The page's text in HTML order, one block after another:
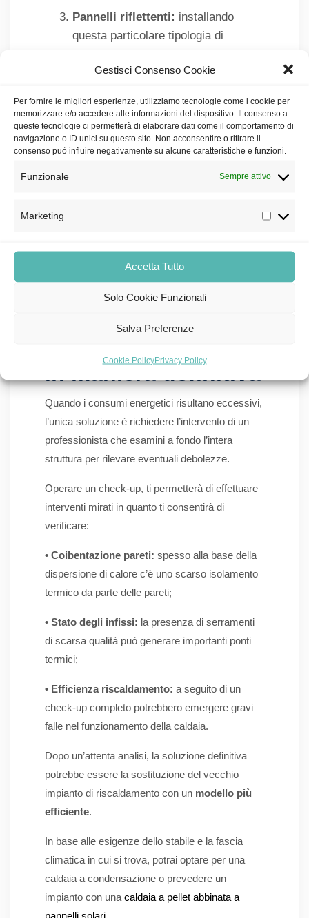
Gestisci Consenso Cookie
Per fornire le migliori esperienze, utilizziamo tecnologie come i cookie per
memorizzare e/o accedere alle informazioni del dispositivo. Il consenso a
queste tecnologie ci permetterà di elaborare dati come il comportamento di
navigazione o ID unici su questo sito. Non acconsentire o ritirare il
consenso può influire negativamente su alcune caratteristiche e funzioni.
Funzionale Sempre attivo
Marketing
Accetta Tutto
Solo Cookie Funzionali
Salva Preferenze
Cookie PolicyPrivacy Policy
Pannelli riflettenti: installando
questa particolare tipologia di
copertura tra i radiatori e la parete, si
riesce a limitare le dispersioni di
del 10% l’efficacia dei termosifoni.
Sei alla ricerca di una soluzione definitiva per la
riduzione dei consumi nel tuo condominio?
Contatta
e scopri i nostri servizi di
Tutte queste soluzioni offrono un notevole aiuto
intervenire in maniera più radicale, soprattutto nel
caso di stabili datati.
in maniera definitiva
Quando i consumi energetici risultano eccessivi,
l’unica soluzione è richiedere l’intervento di un
professionista che esamini a fondo l’intera
struttura per rilevare eventuali debolezze.
Operare un check-up, ti permetterà di effettuare
interventi mirati in quanto ti consentirà di
verificare:
• Coibentazione pareti: spesso alla base della
dispersione di calore c’è uno scarso isolamento
termico da parte delle pareti;
• Stato degli infissi: la presenza di serramenti
di scarsa qualità può generare importanti ponti
termici;
• Efficienza riscaldamento: a seguito di un
check-up completo potrebbero emergere gravi
falle nel funzionamento della caldaia.
Dopo un’attenta analisi, la soluzione definitiva
potrebbe essere la sostituzione del vecchio
impianto di riscaldamento con un modello più
efficiente.
In base alle esigenze dello stabile e la fascia
climatica in cui si trova, potrai optare per una
caldaia a condensazione o prevedere un
impianto con una caldaia a pellet abbinata a
pannelli solari